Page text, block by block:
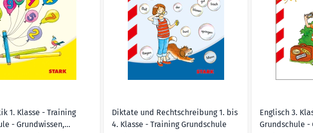
1. Klasse - Training
- Grundwissen,
Diktate und Rechtschreibung 1. bis
4. Klasse - Training Grundschule
Englisch 3.
Grundschule -